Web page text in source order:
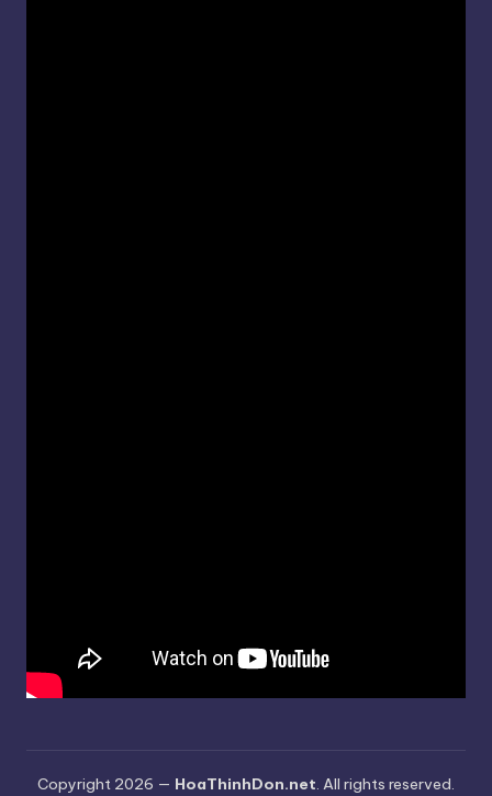
Copyright 2026 — HoaThinhDon.net. All rights reserved.